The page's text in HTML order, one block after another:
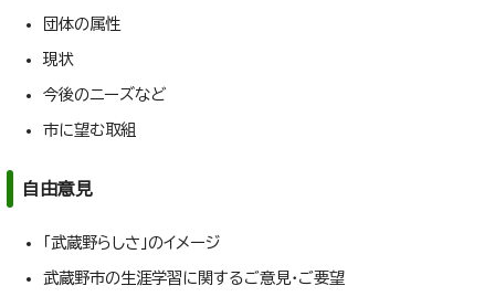
団体の属性
現状
今後のニーズなど
市に望む取組
自由意見
「武蔵野らしさ」のイメージ
武蔵野市の生涯学習に関するご意見・ご要望